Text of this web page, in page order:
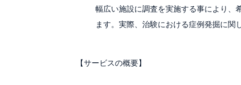
幅広い施設に調査を実施する事により、
ます。実際、治験における症例発掘に関
【サービスの概要】